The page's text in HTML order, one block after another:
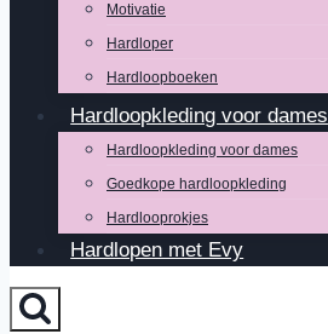
Motivatie
Hardloper
Hardloopboeken
Hardloopkleding voor dames
Hardloopkleding voor dames
Goedkope hardloopkleding
Hardlooprokjes
Hardlopen met Evy